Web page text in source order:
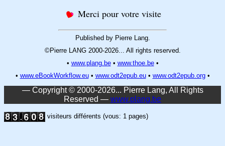
Merci pour votre visite
Published by Pierre Lang.
©Pierre LANG 2000-2026... All rights reserved.
• www.plang.be• www.thoe.be•
• www.eBookWorkflow.eu• www.odt2epub.eu• www.odt2epub.org•
— Copyright © 2000-2026... Pierre Lang, All Rights
Reserved — www.plang.be
visiteurs différents (vous: 1 pages)